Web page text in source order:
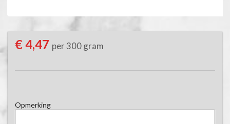
€ 4,47 per 300 gram
Opmerking